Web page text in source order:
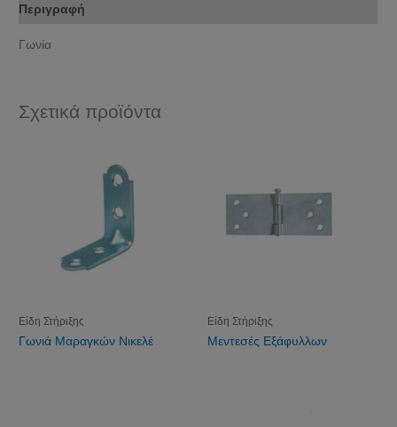
Περιγραφή
Γωνία
Σχετικά προϊόντα
Είδη Στήριξης
Γωνιά Μαραγκών Νικελέ
Είδη Στήριξης
Μεντεσές Εξάφυλλων